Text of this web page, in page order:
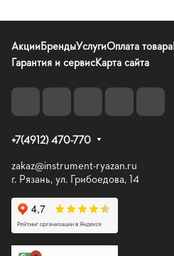
АкцииБрендыУслугиОплата товара
Гарантия и сервисКарта сайта
+7(4912) 470-770
zakaz@instrument-ryazan.ru
г. Рязань, ул. Грибоедова, 14